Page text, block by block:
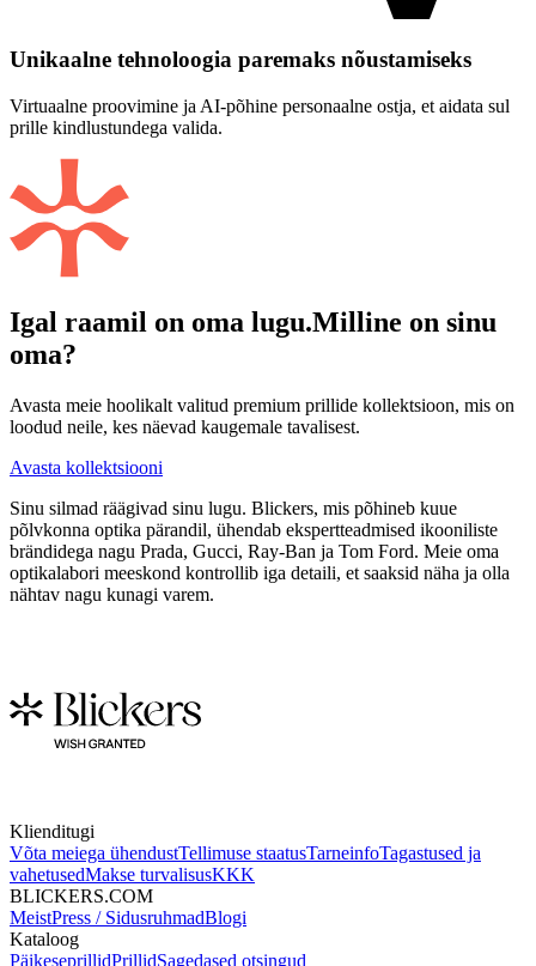
Unikaalne tehnoloogia paremaks nõustamiseks
Virtuaalne proovimine ja AI-põhine personaalne ostja, et aidata sul
prille kindlustundega valida.
Igal raamil on oma lugu.Milline on sinu
oma?
Avasta meie hoolikalt valitud premium prillide kollektsioon, mis on
loodud neile, kes näevad kaugemale tavalisest.
Avasta kollektsiooni
Sinu silmad räägivad sinu lugu. Blickers, mis põhineb kuue
põlvkonna optika pärandil, ühendab ekspertteadmised ikooniliste
brändidega nagu Prada, Gucci, Ray-Ban ja Tom Ford. Meie oma
optikalabori meeskond kontrollib iga detaili, et saaksid näha ja olla
nähtav nagu kunagi varem.
Klienditugi
Võta meiega ühendustTellimuse staatusTarneinfoTagastused ja
vahetusedMakse turvalisusKKK
BLICKERS.COM
MeistPress / SidusruhmadBlogi
Kataloog
PäikeseprillidPrillidSagedased otsingud